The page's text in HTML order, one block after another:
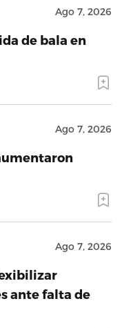
Ago 7, 2026
de bala en
Ago 7, 2026
Ago 7, 2026
ante falta de